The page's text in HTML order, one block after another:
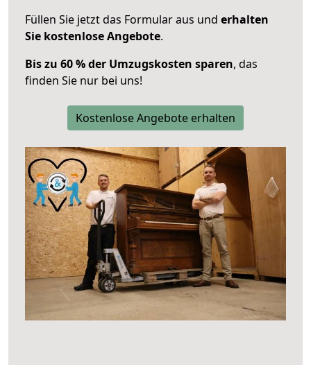
Füllen Sie jetzt das Formular aus und erhalten
Sie kostenlose Angebote.
Bis zu 60 % der Umzugskosten sparen, das
finden Sie nur bei uns!
Kostenlose Angebote erhalten